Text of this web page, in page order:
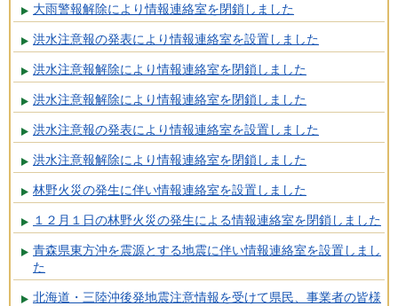
大雨警報解除により情報連絡室を閉鎖しました
洪水注意報の発表により情報連絡室を設置しました
洪水注意報解除により情報連絡室を閉鎖しました
洪水注意報解除により情報連絡室を閉鎖しました
洪水注意報の発表により情報連絡室を設置しました
洪水注意報解除により情報連絡室を閉鎖しました
林野火災の発生に伴い情報連絡室を設置しました
１２月１日の林野火災の発生による情報連絡室を閉鎖しました
青森県東方沖を震源とする地震に伴い情報連絡室を設置しまし
た
北海道・三陸沖後発地震注意情報を受けて県民、事業者の皆様